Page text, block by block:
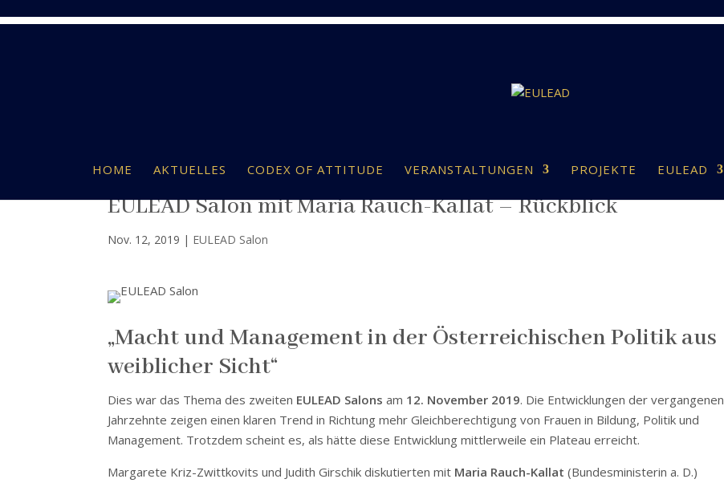
HOME AKTUELLES CODEX OF ATTITUDE VERANSTALTUNGEN PROJEKTE EULEAD
EULEAD Salon mit Maria Rauch-Kallat – Rückblick
Nov. 12, 2019 | EULEAD Salon
„Macht und Management in der Österreichischen Politik aus
weiblicher Sicht“
Dies war das Thema des zweiten EULEAD Salons am 12. November 2019. Die Entwicklungen der vergangenen
Jahrzehnte zeigen einen klaren Trend in Richtung mehr Gleichberechtigung von Frauen in Bildung, Politik und
Management. Trotzdem scheint es, als hätte diese Entwicklung mittlerweile ein Plateau erreicht.
Margarete Kriz-Zwittkovits und Judith Girschik diskutierten mit Maria Rauch-Kallat (Bundesministerin a. D.)